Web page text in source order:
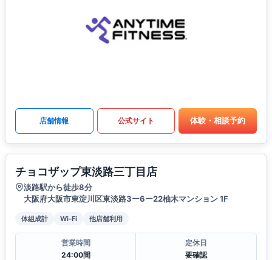
店舗情報 公式サイト 体験・相談予約
チョコザップ東淡路三丁目店
淡路駅から徒歩8分
大阪府大阪市東淀川区東淡路3ー6ー22柚木マンション 1F
体組成計 Wi-Fi 他店舗利用
営業時間
24:00間
定休日
要確認